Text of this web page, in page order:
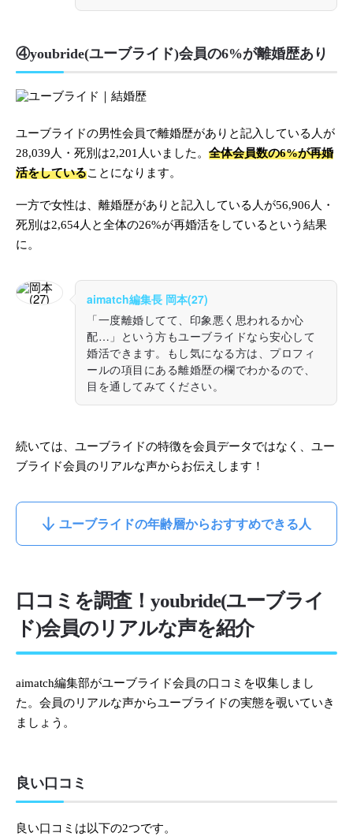
④youbride(ユーブライド)会員の6%が離婚歴あり
ユーブライドの男性会員で離婚歴がありと記入している人が
28,039人・死別は2,201人いました。 全体会員数の6%が再婚
活をしていることになります。
一方で女性は、離婚歴がありと記入している人が56,906人・
死別は2,654人と全体の26%が再婚活をしているという結果
に。
aimatch編集長 岡本(27)
「一度離婚してて、印象悪く思われるか心
配…」という方もユーブライドなら安心して
婚活できます。もし気になる方は、プロフィ
ールの項目にある離婚歴の欄でわかるので、
目を通してみてください。
続いては、ユーブライドの特徴を会員データではなく、ユー
ブライド会員のリアルな声からお伝えします！
ユーブライドの年齢層からおすすめできる人
口コミを調査！youbride(ユーブライ
ド)会員のリアルな声を紹介
aimatch編集部がユーブライド会員の口コミを収集しまし
た。会員のリアルな声からユーブライドの実態を覗いていき
ましょう。
良い口コミ
良い口コミは以下の2つです。